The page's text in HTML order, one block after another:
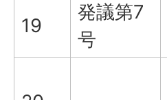
19
発議第7
号